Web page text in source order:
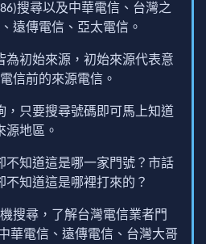
搜尋以及中華電信、台灣之
遠傳電信、亞太電信。
為初始來源，初始來源代表意
信前的來源電信。
，只要搜尋號碼即可馬上知道
源地區。
不知道這是哪一家門號？市話
不知道這是哪裡打來的？
搜尋，了解台灣電信業者門
華電信、遠傳電信、台灣大哥